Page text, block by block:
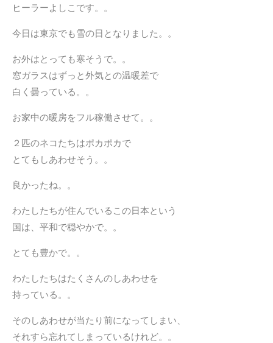
ヒーラーよしこです。。
今日は東京でも雪の日となりました。。
お外はとっても寒そうで。。
窓ガラスはずっと外気との温暖差で
白く曇っている。。
お家中の暖房をフル稼働させて。。
２匹のネコたちはポカポカで
とてもしあわせそう。。
良かったね。。
わたしたちが住んでいるこの日本という
国は、平和で穏やかで。。
とても豊かで。。
わたしたちはたくさんのしあわせを
持っている。。
そのしあわせが当たり前になってしまい、
それすら忘れてしまっているけれど。。